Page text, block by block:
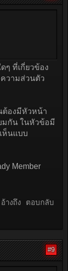
ๆ ที่เกี่ยวข้อง
วามส่วนตัว
ต้องมีหัวหน้า
มกัน ในหัวข้อมี
ห็นแบบ
Member
างถึง ตอบกลับ
#9